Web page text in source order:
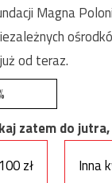
Magna
od teraz.
zatem do
100 zł Inna